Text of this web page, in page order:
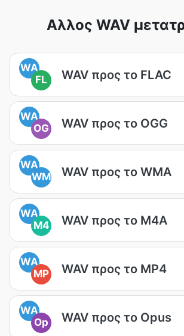
Αλλος WAV
WA
FL
WAV προς το FLAC
WA
OG
WAV προς το OGG
WA
WM
WAV προς το WMA
WA
M4
WAV προς το M4A
WA
MP
WAV προς το MP4
WA
Op
WAV προς το Opus